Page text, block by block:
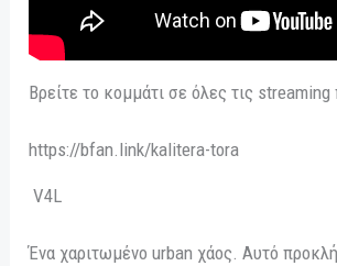
Βρείτε το κομμάτι σε όλες τις
https://bfan.link/kalitera-tora
V4L
Ένα χαριτωμένο urban χάος. Αυτό